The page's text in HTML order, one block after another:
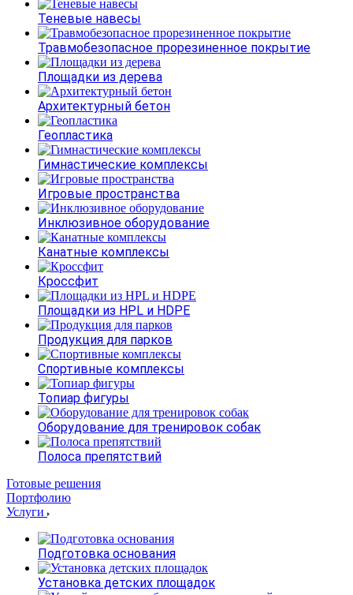
Теневые навесы
Травмобезопасное прорезиненное покрытие
Площадки из дерева
Архитектурный бетон
Геопластика
Гимнастические комплексы
Игровые пространства
Инклюзивное оборудование
Канатные комплексы
Кроссфит
Площадки из HPL и HDPE
Продукция для парков
Спортивные комплексы
Топиар фигуры
Оборудование для тренировок собак
Полоса препятствий
Готовые решения
Портфолию
Услуги
Подготовка основания
Установка детских площадок